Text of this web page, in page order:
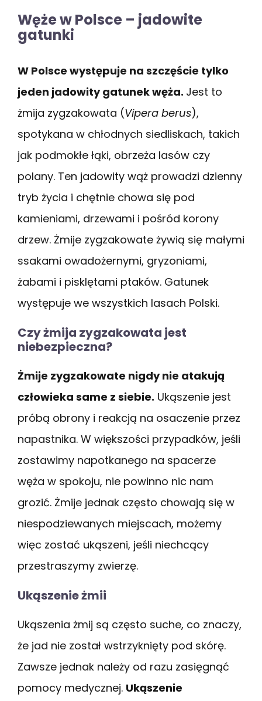
Węże w Polsce – jadowite
gatunki
W Polsce występuje na szczęście tylko
jeden jadowity gatunek węża. Jest to
żmija zygzakowata (Vipera berus),
spotykana w chłodnych siedliskach, takich
jak podmokłe łąki, obrzeża lasów czy
polany. Ten jadowity wąż prowadzi dzienny
tryb życia i chętnie chowa się pod
kamieniami, drzewami i pośród korony
drzew. Żmije zygzakowate żywią się małymi
ssakami owadożernymi, gryzoniami,
żabami i pisklętami ptaków. Gatunek
występuje we wszystkich lasach Polski.
Czy żmija zygzakowata jest
niebezpieczna?
Żmije zygzakowate nigdy nie atakują
człowieka same z siebie. Ukąszenie jest
próbą obrony i reakcją na osaczenie przez
napastnika. W większości przypadków, jeśli
zostawimy napotkanego na spacerze
węża w spokoju, nie powinno nic nam
grozić. Żmije jednak często chowają się w
niespodziewanych miejscach, możemy
więc zostać ukąszeni, jeśli niechcący
przestraszymy zwierzę.
Ukąszenie żmii
Ukąszenia żmij są często suche, co znaczy,
że jad nie został wstrzyknięty pod skórę.
Zawsze jednak należy od razu zasięgnąć
pomocy medycznej. Ukąszenie